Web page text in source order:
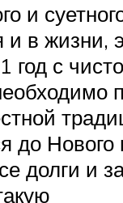
и
и в жизни,
год с
до Нового
долги и